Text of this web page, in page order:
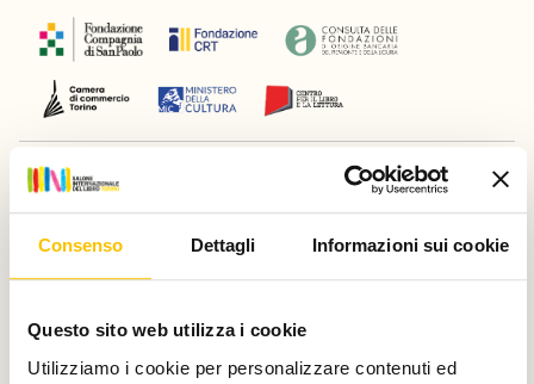
Consenso Dettagli Informazioni sui cookie
Questo sito web utilizza i cookie
Utilizziamo i cookie per personalizzare contenuti ed
Main partner